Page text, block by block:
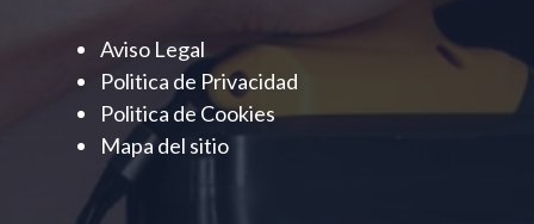
Aviso Legal
Politica de Privacidad
Politica de Cookies
Mapa del sitio